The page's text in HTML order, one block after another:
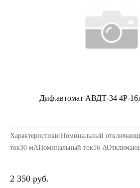
Диф.автомат АВДТ-34 4Р-
Характеристики:Номинальный
ток30 мАНоминальный ток16
2 350 руб.